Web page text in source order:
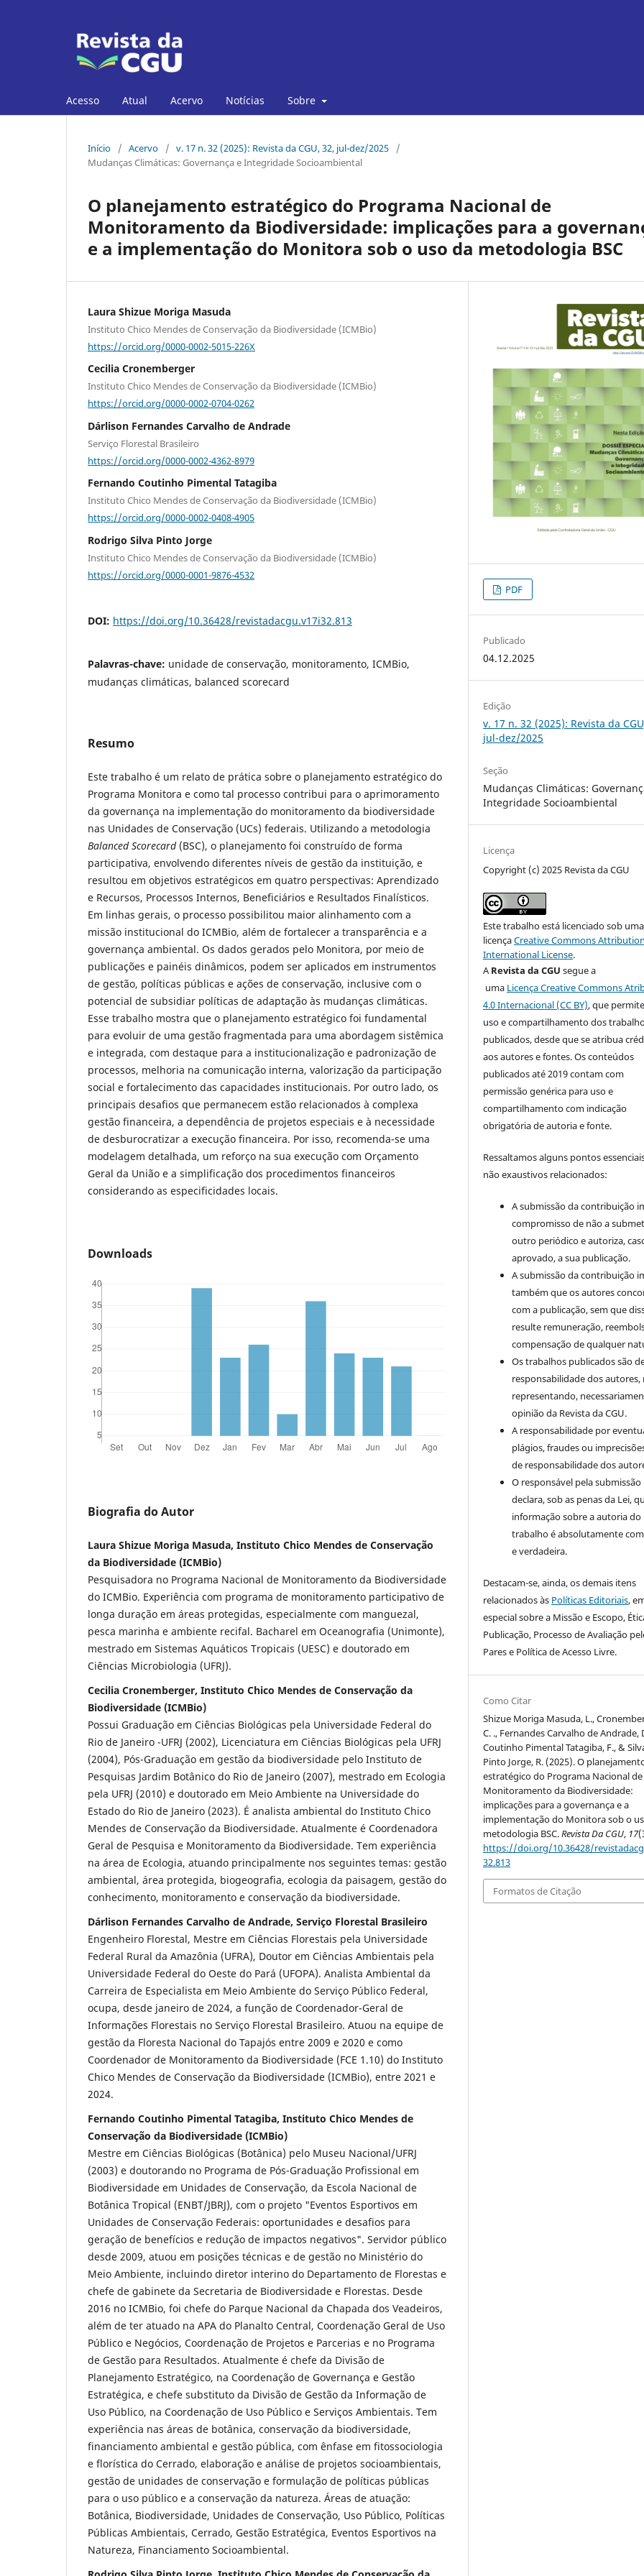
Acesso Atual Acervo Notícias Sobre
Início / Acervo / v. 17 n. 32 (2025): Revista da CGU, 32, jul-dez/2025
/
Mudanças Climáticas: Governança e Integridade Socioambiental
O planejamento estratégico do Programa Nacional de
Monitoramento da Biodiversidade: implicações para a
e a implementação do Monitora sob o uso da metodologia BSC
Laura Shizue Moriga Masuda
Instituto Chico Mendes de Conservação da Biodiversidade (ICMBio)
https://orcid.org/0000-0002-5015-226X
Cecilia Cronemberger
Instituto Chico Mendes de Conservação da Biodiversidade (ICMBio)
https://orcid.org/0000-0002-0704-0262
Dárlison Fernandes Carvalho de Andrade
Serviço Florestal Brasileiro
https://orcid.org/0000-0002-4362-8979
Fernando Coutinho Pimental Tatagiba
Instituto Chico Mendes de Conservação da Biodiversidade (ICMBio)
https://orcid.org/0000-0002-0408-4905
Rodrigo Silva Pinto Jorge
Instituto Chico Mendes de Conservação da Biodiversidade (ICMBio)
https://orcid.org/0000-0001-9876-4532
DOI: https://doi.org/10.36428/revistadacgu.v17i32.813
Palavras-chave: unidade de conservação, monitoramento, ICMBio,
mudanças climáticas, balanced scorecard
Resumo
Este trabalho é um relato de prática sobre o planejamento estratégico do
Programa Monitora e como tal processo contribui para o aprimoramento
da governança na implementação do monitoramento da biodiversidade
nas Unidades de Conservação (UCs) federais. Utilizando a metodologia
Balanced Scorecard (BSC), o planejamento foi construído de forma
participativa, envolvendo diferentes níveis de gestão da instituição, e
resultou em objetivos estratégicos em quatro perspectivas: Aprendizado
e Recursos, Processos Internos, Beneficiários e Resultados Finalísticos.
Em linhas gerais, o processo possibilitou maior alinhamento com a
missão institucional do ICMBio, além de fortalecer a transparência e a
governança ambiental. Os dados gerados pelo Monitora, por meio de
publicações e painéis dinâmicos, podem ser aplicados em instrumentos
de gestão, políticas públicas e ações de conservação, inclusive com o
potencial de subsidiar políticas de adaptação às mudanças climáticas.
Esse trabalho mostra que o planejamento estratégico foi fundamental
para evoluir de uma gestão fragmentada para uma abordagem sistêmica
e integrada, com destaque para a institucionalização e padronização de
processos, melhoria na comunicação interna, valorização da participação
social e fortalecimento das capacidades institucionais. Por outro lado, os
principais desafios que permanecem estão relacionados à complexa
gestão financeira, a dependência de projetos especiais e à necessidade
de desburocratizar a execução financeira. Por isso, recomenda-se uma
modelagem detalhada, um reforço na sua execução com Orçamento
Geral da União e a simplificação dos procedimentos financeiros
considerando as especificidades locais.
Downloads
Biografia do Autor
Laura Shizue Moriga Masuda, Instituto Chico Mendes de Conservação
da Biodiversidade (ICMBio)
Pesquisadora no Programa Nacional de Monitoramento da Biodiversidade
do ICMBio. Experiência com programa de monitoramento participativo de
longa duração em áreas protegidas, especialmente com manguezal,
pesca marinha e ambiente recifal. Bacharel em Oceanografia (Unimonte),
mestrado em Sistemas Aquáticos Tropicais (UESC) e doutorado em
Ciências Microbiologia (UFRJ).
Cecilia Cronemberger, Instituto Chico Mendes de Conservação da
Biodiversidade (ICMBio)
Possui Graduação em Ciências Biológicas pela Universidade Federal do
Rio de Janeiro -UFRJ (2002), Licenciatura em Ciências Biológicas pela UFRJ
(2004), Pós-Graduação em gestão da biodiversidade pelo Instituto de
Pesquisas Jardim Botânico do Rio de Janeiro (2007), mestrado em Ecologia
pela UFRJ (2010) e doutorado em Meio Ambiente na Universidade do
Estado do Rio de Janeiro (2023). É analista ambiental do Instituto Chico
Mendes de Conservação da Biodiversidade. Atualmente é Coordenadora
Geral de Pesquisa e Monitoramento da Biodiversidade. Tem experiência
na área de Ecologia, atuando principalmente nos seguintes temas: gestão
ambiental, área protegida, biogeografia, ecologia da paisagem, gestão do
conhecimento, monitoramento e conservação da biodiversidade.
Dárlison Fernandes Carvalho de Andrade, Serviço Florestal Brasileiro
Engenheiro Florestal, Mestre em Ciências Florestais pela Universidade
Federal Rural da Amazônia (UFRA), Doutor em Ciências Ambientais pela
Universidade Federal do Oeste do Pará (UFOPA). Analista Ambiental da
Carreira de Especialista em Meio Ambiente do Serviço Público Federal,
ocupa, desde janeiro de 2024, a função de Coordenador-Geral de
Informações Florestais no Serviço Florestal Brasileiro. Atuou na equipe de
gestão da Floresta Nacional do Tapajós entre 2009 e 2020 e como
Coordenador de Monitoramento da Biodiversidade (FCE 1.10) do Instituto
Chico Mendes de Conservação da Biodiversidade (ICMBio), entre 2021 e
2024.
Fernando Coutinho Pimental Tatagiba, Instituto Chico Mendes de
Conservação da Biodiversidade (ICMBio)
Mestre em Ciências Biológicas (Botânica) pelo Museu Nacional/UFRJ
(2003) e doutorando no Programa de Pós-Graduação Profissional em
Biodiversidade em Unidades de Conservação, da Escola Nacional de
Botânica Tropical (ENBT/JBRJ), com o projeto "Eventos Esportivos em
Unidades de Conservação Federais: oportunidades e desafios para
geração de benefícios e redução de impactos negativos". Servidor público
desde 2009, atuou em posições técnicas e de gestão no Ministério do
Meio Ambiente, incluindo diretor interino do Departamento de Florestas e
chefe de gabinete da Secretaria de Biodiversidade e Florestas. Desde
2016 no ICMBio, foi chefe do Parque Nacional da Chapada dos Veadeiros,
além de ter atuado na APA do Planalto Central, Coordenação Geral de Uso
Público e Negócios, Coordenação de Projetos e Parcerias e no Programa
de Gestão para Resultados. Atualmente é chefe da Divisão de
Planejamento Estratégico, na Coordenação de Governança e Gestão
Estratégica, e chefe substituto da Divisão de Gestão da Informação de
Uso Público, na Coordenação de Uso Público e Serviços Ambientais. Tem
experiência nas áreas de botânica, conservação da biodiversidade,
financiamento ambiental e gestão pública, com ênfase em fitossociologia
e florística do Cerrado, elaboração e análise de projetos socioambientais,
gestão de unidades de conservação e formulação de políticas públicas
para o uso público e a conservação da natureza. Áreas de atuação:
Botânica, Biodiversidade, Unidades de Conservação, Uso Público, Políticas
Públicas Ambientais, Cerrado, Gestão Estratégica, Eventos Esportivos na
Natureza, Financiamento Socioambiental.
PDF
Publicado
04.12.2025
Edição
v. 17 n. 32 (2025): Revista da
jul-dez/2025
Seção
Mudanças Climáticas:
Integridade Socioambiental
Licença
Copyright (c) 2025 Revista da CGU
Este trabalho está licenciado sob uma
licençaCreative Commons
International License.
ARevista da CGU segue a
uma Licença Creative Commons
4.0 Internacional (CC BY), que
uso e compartilhamento dos
publicados, desde que se atribua
aos autores e fontes. Os conteúdos
publicados até 2019 contam com
permissão genérica para uso e
compartilhamento com indicação
obrigatória de autoria e fonte.
Ressaltamos alguns pontos
não exaustivos relacionados:
A submissão da contribuição
compromisso de não a
outro periódico e autoriza,
aprovado, a sua publicação.
A submissão da contribuição
também que os autores
com a publicação, sem que
resulte remuneração,
compensação de qualquer
Os trabalhos publicados são
responsabilidade dos autores,
representando,
opinião da Revista da CGU.
A responsabilidade por
plágios, fraudes ou
de responsabilidade dos
O responsável pela submissão
declara, sob as penas da Lei,
informação sobre a autoria do
trabalho é absolutamente
e verdadeira.
Destacam-se, ainda, os demais itens
relacionados às Políticas Editoriais,
especial sobre a Missão e Escopo,
Publicação, Processo de Avaliação
Pares e Política de Acesso Livre.
Como Citar
Shizue Moriga Masuda, L.,
C. ., Fernandes Carvalho de Andrade,
Coutinho Pimental Tatagiba, F., &
Pinto Jorge, R. (2025). O
estratégico do Programa Nacional de
Monitoramento da Biodiversidade:
implicações para a governança e a
implementação do Monitora sob o
metodologia BSC.Revista Da CGU, 17
https://doi.org/10.36428/
32.813
Formatos de Citação